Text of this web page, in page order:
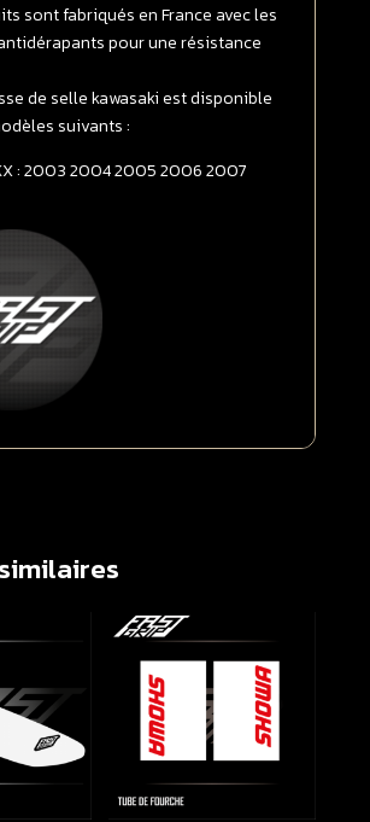
sont fabriqués en France avec les
pour une résistance
de selle kawasaki est disponible
suivants :
: 2003 2004 2005 2006 2007